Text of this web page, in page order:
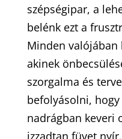
szépségipar, a
belénk ezt a
Minden valójában
akinek
szorgalma és
befolyásolni,
nadrágban keveri